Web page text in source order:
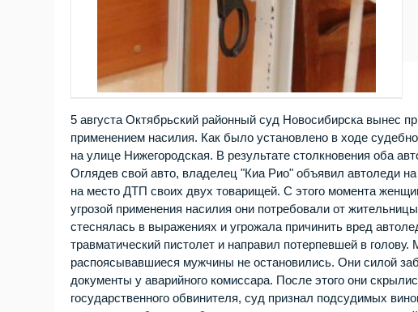
5 августа Октябрьский районный суд Новосибирска вынес
применением насилия. Как было установлено в ходе
на улице Нижегородская. В результате столкновения оба
Оглядев свой авто, владелец "Киа Рио" объявил автоледи
на место ДТП своих двух товарищей. С этого момента
угрозой применения насилия они потребовали от
стеснялась в выражениях и угрожала причинить вред
травматический пистолет и направил потерпевшей в
распоясывавшиеся мужчины не остановились. Они силой
документы у аварийного комиссара. После этого они
государственного обвинителя, суд признал подсудимых